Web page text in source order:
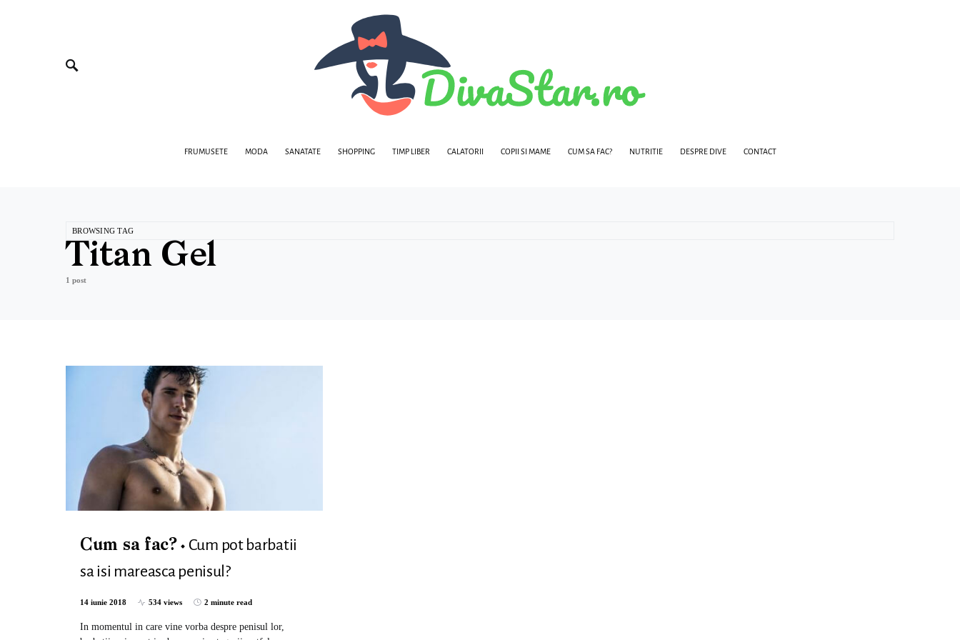
FRUMUSETE MODA SANATATE SHOPPING TIMP LIBER CALATORII COPII SI MAME CUM SA FAC? NUTRITIE DESPRE DIVE CONTACT
BROWSING TAG
Titan Gel
1 post
Cum sa fac?
Cum pot barbatii
sa isi mareasca penisul?
14 iunie 2018 534 views 2 minute read
In momentul in care vine vorba despre penisul lor,